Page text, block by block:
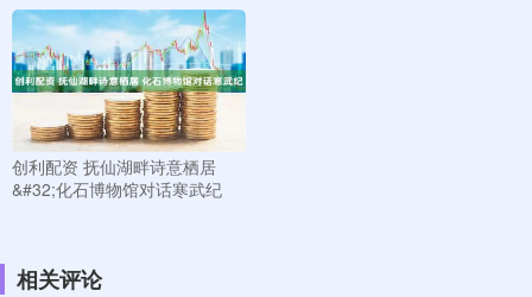
创利配资 抚仙湖畔诗意栖居
&#32;化石博物馆对话寒武纪
相关评论